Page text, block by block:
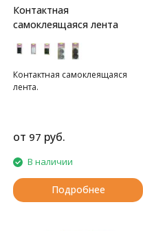
Контактная
самоклеящаяся лента
Контактная самоклеящаяся
лента.
от 97 руб.
В наличии
Подробнее